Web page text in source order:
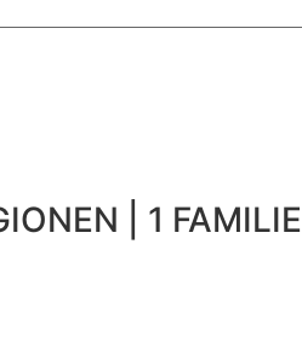
| 1 FAMILIE